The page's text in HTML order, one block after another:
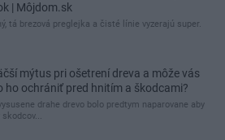
| Môjdom.sk
tá brezová preglejka a čisté línie vyzerajú super.
mýtus pri ošetrení dreva a môže vás
ho ochrániť pred hnitím a škodcami?
drahe drevo bolo predtym naparovane aby